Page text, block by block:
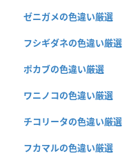
ゼニガメの色違い厳選
フシギダネの色違い厳選
ポカブの色違い厳選
ワニノコの色違い厳選
チコリータの色違い厳選
フカマルの色違い厳選